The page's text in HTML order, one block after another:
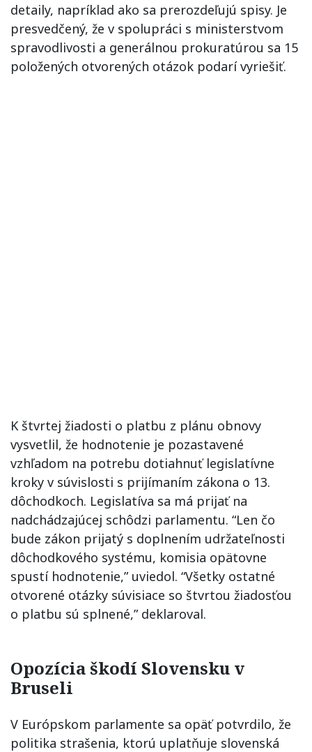
detaily, napríklad ako sa prerozdeľujú spisy. Je
presvedčený, že v spolupráci s ministerstvom
spravodlivosti a generálnou prokuratúrou sa 15
položených otvorených otázok podarí vyriešiť.
K štvrtej žiadosti o platbu z plánu obnovy
vysvetlil, že hodnotenie je pozastavené
vzhľadom na potrebu dotiahnuť legislatívne
kroky v súvislosti s prijímaním zákona o 13.
dôchodkoch. Legislatíva sa má prijať na
nadchádzajúcej schôdzi parlamentu. “Len čo
bude zákon prijatý s doplnením udržateľnosti
dôchodkového systému, komisia opätovne
spustí hodnotenie,” uviedol. “Všetky ostatné
otvorené otázky súvisiace so štvrtou žiadosťou
o platbu sú splnené,” deklaroval.
Opozícia škodí Slovensku v
Bruseli
V Európskom parlamente sa opäť potvrdilo, že
politika strašenia, ktorú uplatňuje slovenská